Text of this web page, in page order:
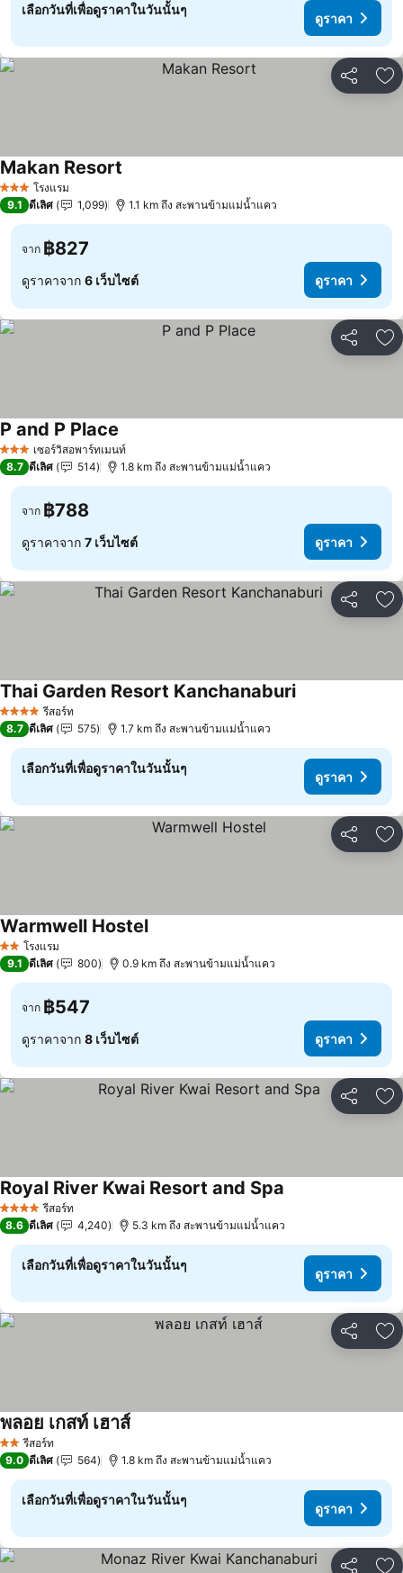
เลือกวันที่เพื่อดูราคาในวันนั้นๆ
ดูราคา
แชร์ เ
3 ดาว โรงแรม
Makan Resort
9.1 ดีเลิศ 1,099 1.1 km ถึง สะพานข้ามแม่น้ำแคว
จาก ฿827
ดูราคาจาก 6 เว็บไซต์ ดูราคา
แชร์ เ
3 ดาว เซอร์วิสอพาร์ทเมนท์
P and P Place
8.7 ดีเลิศ 514 1.8 km ถึง สะพานข้ามแม่น้ำแคว
จาก ฿788
ดูราคาจาก 7 เว็บไซต์ ดูราคา
แชร์ เ
4 ดาว รีสอร์ท
Thai Garden Resort Kanchanaburi
8.7 ดีเลิศ 575 1.7 km ถึง สะพานข้ามแม่น้ำแคว
เลือกวันที่เพื่อดูราคาในวันนั้นๆ
ดูราคา
แชร์ เ
2 ดาวโรงแรม
Warmwell Hostel
9.1 ดีเลิศ 800 0.9 km ถึง สะพานข้ามแม่น้ำแคว
จาก ฿547
ดูราคาจาก 8 เว็บไซต์ ดูราคา
แชร์ เ
4 ดาว รีสอร์ท
Royal River Kwai Resort and Spa
8.6 ดีเลิศ 4,240 5.3 km ถึง สะพานข้ามแม่น้ำแคว
เลือกวันที่เพื่อดูราคาในวันนั้นๆ
ดูราคา
แชร์ เ
2 ดาวรีสอร์ท
พลอย เกสท์ เฮาส์
9.0 ดีเลิศ 564 1.8 km ถึง สะพานข้ามแม่น้ำแคว
เลือกวันที่เพื่อดูราคาในวันนั้นๆ
ดูราคา